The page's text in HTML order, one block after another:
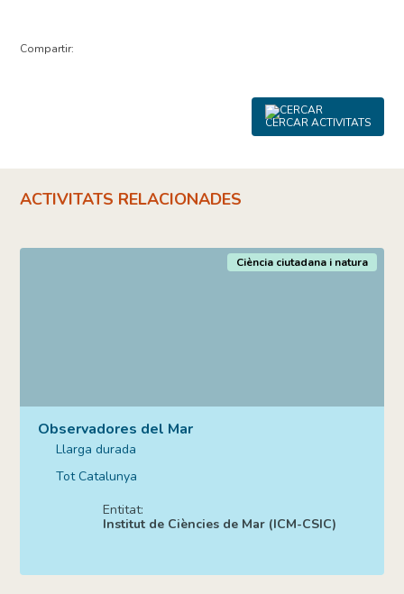
Compartir:
CERCAR ACTIVITATS
ACTIVITATS RELACIONADES
Observadores del Mar
Llarga durada
Tot Catalunya
Ciència ciutadana i natura
Entitat:
Institut de Ciències de Mar (ICM-CSIC)